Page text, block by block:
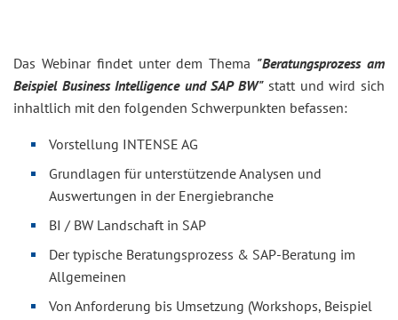
Das Webinar findet unter dem Thema "Beratungsprozess am
Beispiel Business Intelligence und SAP BW"statt und wird sich
inhaltlich mit den folgenden Schwerpunkten befassen:
Vorstellung INTENSE AG
Grundlagen für unterstützende Analysen und
Auswertungen in der Energiebranche
BI / BW Landschaft in SAP
Der typische Beratungsprozess & SAP-Beratung im
Allgemeinen
Von Anforderung bis Umsetzung (Workshops, Beispiel